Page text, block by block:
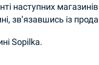
наступних
зв’язавшись із
Sopilka.